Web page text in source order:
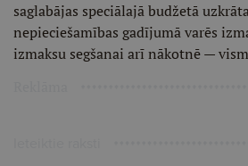
saglabājas speciālajā budžetā
nepieciešamības gadījumā varēs
izmaksu segšanai arī nākotnē —